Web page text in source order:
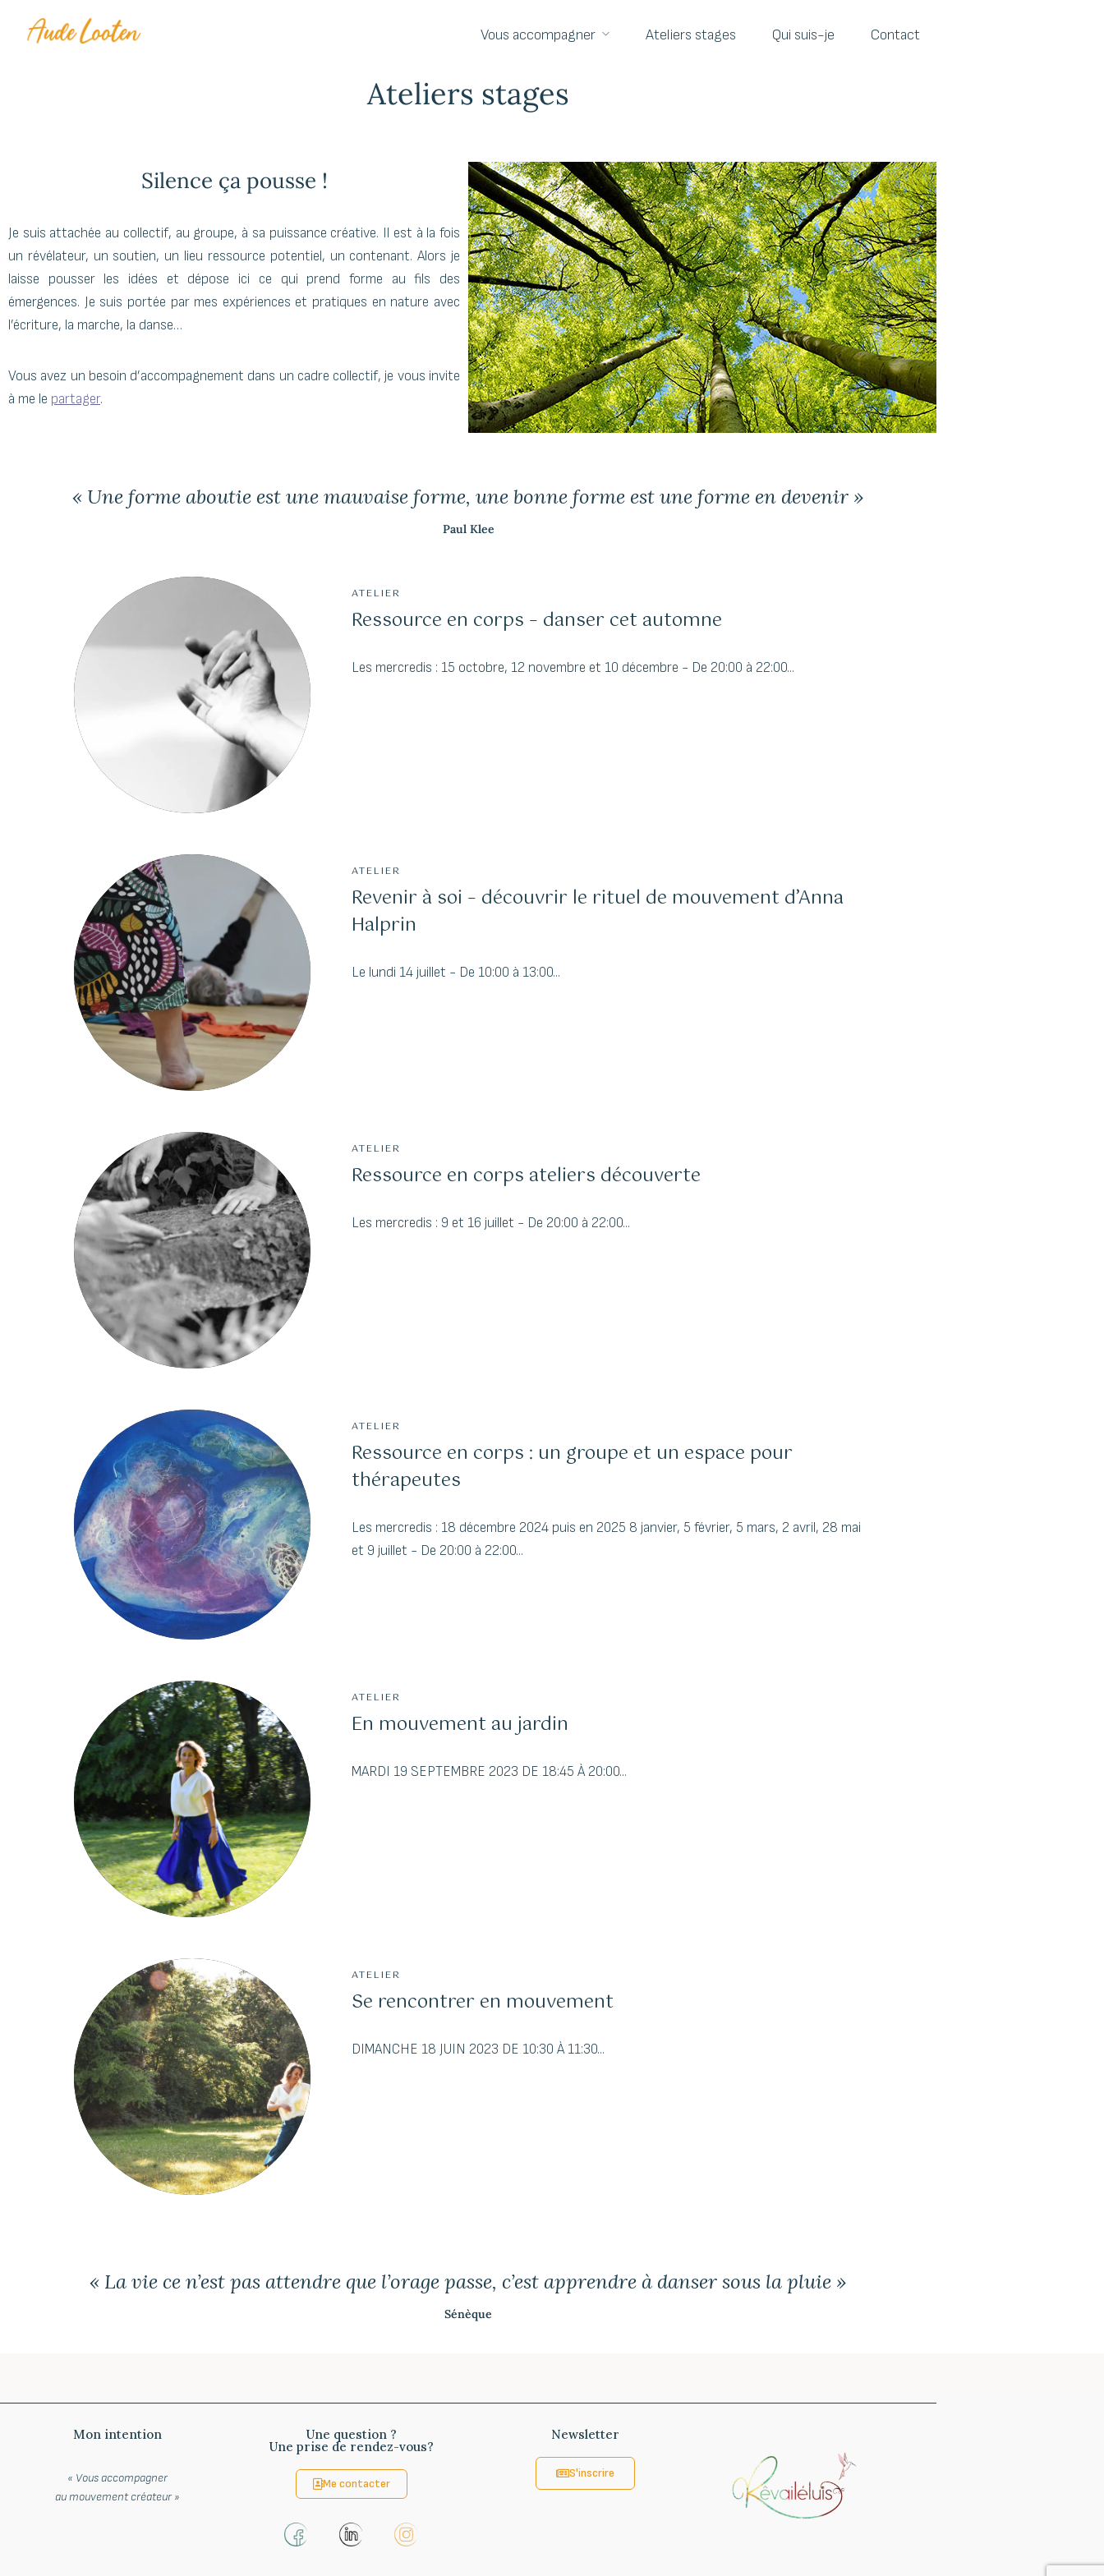
Vous accompagner Ateliers stages Qui suis-je Contact
Ateliers stages
Silence ça pousse !​
Je suis attachée au collectif, au groupe, à sa puissance créative. Il est à la fois
un révélateur, un soutien, un lieu ressource potentiel, un contenant. Alors je
laisse pousser les idées et dépose ici ce qui prend forme au fils des
émergences. Je suis portée par mes expériences et pratiques en nature avec
l’écriture, la marche, la danse…
Vous avez un besoin d’accompagnement dans un cadre collectif, je vous invite
à me le partager.
« Une forme aboutie est une mauvaise forme, une bonne forme est une forme en devenir »
Paul Klee
ATELIER
Ressource en corps – danser cet automne
Les mercredis : 15 octobre, 12 novembre et 10 décembre - De 20:00 à 22:00...
ATELIER
Revenir à soi – découvrir le rituel de mouvement d’Anna
Halprin
Le lundi 14 juillet - De 10:00 à 13:00...
ATELIER
Ressource en corps ateliers découverte
Les mercredis : 9 et 16 juillet - De 20:00 à 22:00...
ATELIER
Ressource en corps : un groupe et un espace pour
thérapeutes
Les mercredis : 18 décembre 2024 puis en 2025 8 janvier, 5 février, 5 mars, 2 avril, 28 mai
et 9 juillet - De 20:00 à 22:00...
ATELIER
En mouvement au jardin
MARDI 19 SEPTEMBRE 2023 DE 18:45 À 20:00...
ATELIER
Se rencontrer en mouvement
DIMANCHE 18 JUIN 2023 DE 10:30 À 11:30​...
« La vie ce n’est pas attendre que l’orage passe, c’est apprendre à danser sous la pluie »
Sénèque
Mon intention
« Vous accompagner
aumouvement créateur »
Une question ?
Une prise de rendez-vous?
Me contacter
Newsletter
S'inscrire
Schedule
a Class
The success of Yoga does not lie in the ability to